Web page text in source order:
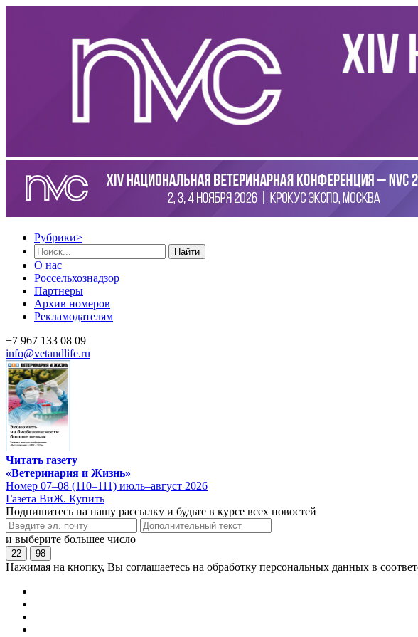
Рубрики>
Найти
О нас
Россельхознадзор
Партнеры
Архив номеров
Рекламодателям
+7 967 133 08 09
info@vetandlife.ru
Читать газету
«Ветеринария и Жизнь»
Номер 07–08 (110–111) июль–август 2026
Газета ВиЖ. Купить
Подпишитесь на нашу рассылку и будьте в курсе всех новостей
и выберите большее число
22 98
Нажимая на кнопку, Вы соглашаетесь на обработку персональных данных в